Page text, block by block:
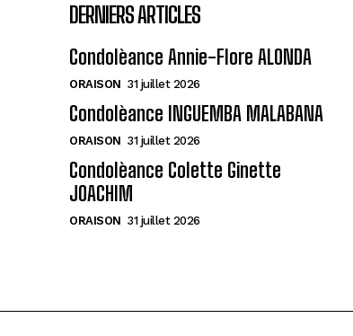
DERNIERS ARTICLES
Condolèance Annie-Flore ALONDA
ORAISON 31 juillet 2026
Condolèance INGUEMBA MALABANA
ORAISON 31 juillet 2026
Condolèance Colette Ginette
JOACHIM
ORAISON 31 juillet 2026